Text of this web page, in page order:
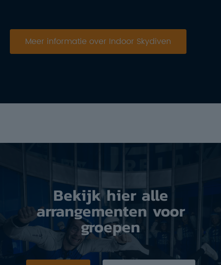
Meer informatie over Indoor Skydiven
Bekijk hier alle
arrangementen voor
groepen